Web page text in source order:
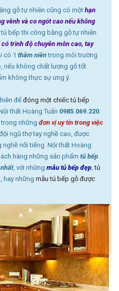
gỗ tự nhiên cũng có một hạn
vênh và co ngót cao nếu không
tủ bếp thi công bằng gỗ tự nhiên
trình độ chuyên môn cao, tay
có 1 thâm niêntrong môi trường
nếu không chất lượng gỗ tốt
không thực sự ưng ý.
để đóng một chiếc tủ bếp
thất Hoàng Tuấn 0985.069.220.
những đơn vị uy tín trong việc
ngũ thợ tay nghề cao, được
nổi tiếng. Nội thất Hoàng
hàng những sản phẩm tủ bếp
, với những mẫu tủ bếp đẹp,tủ
, hay những mẫu tủ bếp gỗ được